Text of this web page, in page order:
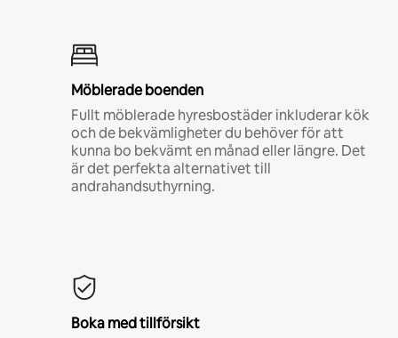
Möblerade boenden
Fullt möblerade hyresbostäder inkluderar kök
och de bekvämligheter du behöver för att
kunna bo bekvämt en månad eller längre. Det
är det perfekta alternativet till
andrahandsuthyrning.
Boka med tillförsikt